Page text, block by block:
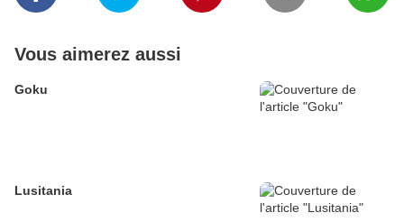
Vous aimerez aussi
Goku
Lusitania